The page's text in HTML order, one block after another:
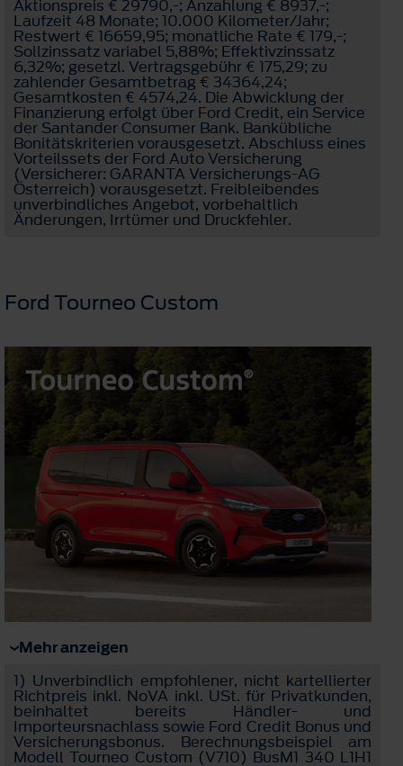
Aktionspreis € 29790,-; Anzahlung € 8937,-;
Laufzeit 48 Monate; 10.000 Kilometer/Jahr;
Restwert € 16659,95; monatliche Rate € 179,-;
Sollzinssatz variabel 5,88%; Effektivzinssatz
6,32%; gesetzl. Vertragsgebühr € 175,29; zu
zahlender Gesamtbetrag € 34364,24;
Gesamtkosten € 4574,24. Die Abwicklung der
Finanzierung erfolgt über Ford Credit, ein Service
der Santander Consumer Bank. Bankübliche
Bonitätskriterien vorausgesetzt. Abschluss eines
Vorteilssets der Ford Auto Versicherung
(Versicherer: GARANTA Versicherungs-AG
Österreich) vorausgesetzt. Freibleibendes
unverbindliches Angebot, vorbehaltlich
Änderungen, Irrtümer und Druckfehler.
Ford Tourneo Custom
Mehr anzeigen
1) Unverbindlich empfohlener, nicht kartellierter
Richtpreis inkl. NoVA inkl. USt. für Privatkunden,
beinhaltet bereits Händler- und
Importeursnachlass sowie Ford Credit Bonus und
Versicherungsbonus. Berechnungsbeispiel am
Modell Tourneo Custom (V710) BusM1 340 L1H1